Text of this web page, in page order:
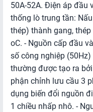
50A-52A.Điện áp đầu
thống lò trung tần:
thép) thành gang,
oC. - Nguồn cấp đầu
số công nghiệp
thường được tạo ra
phận chỉnh lưu cầu 3
dụng biến đổi nguồn
1 chiều nhấp nhô. -